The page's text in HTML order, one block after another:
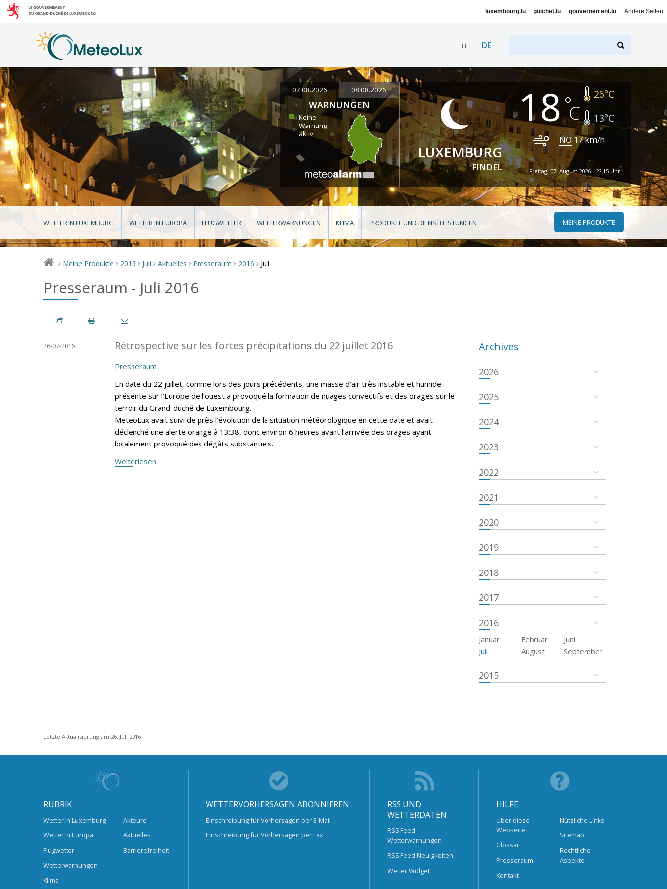
luxembourg.lu guichet.lu gouvernement.lu Andere Seiten
FR DE
07.08.2026 08.08.2026
WARNUNGEN
Keine
Warnung
aktiv
LUXEMBURG
FINDEL
18 26°C
13°C
NO 17km/h
Freitag, 07. August 2026 - 22:15 Uhr
WETTER IN LUXEMBURG WETTER IN EUROPA FLUGWETTER WETTERWARNUNGEN KLIMA PRODUKTE UND DIENSTLEISTUNGEN MEINE PRODUKTE
> Meine Produkte > 2016 > Juli > Aktuelles > Presseraum > 2016 > Juli
Presseraum - Juli 2016
Rétrospective sur les fortes précipitations du 22 juillet 2016
26-07-2016
Presseraum
En date du 22 juillet, comme lors des jours précédents, une masse d’air très instable et humide
présente sur l’Europe de l’ouest a provoqué la formation de nuages convectifs et des orages sur le
terroir du Grand-duché de Luxembourg.
MeteoLux avait suivi de près l’évolution de la situation météorologique en cette date et avait
déclenché une alerte orange à 13:38, donc environ 6 heures avant l’arrivée des orages ayant
localement provoqué des dégâts substantiels.
Weiterlesen
Archives
2026
2025
2024
2023
2022
2021
2020
2019
2018
2017
2016
Januar Februar
Juni
Juli
August September
2015
Letzte Aktualisierung am 26. Juli 2016
RUBRIK
Wetter in Luxemburg
Wetter in Europa
Flugwetter
Wetterwarnungen
Klima
Akteure
Aktuelles
Barrierefreiheit
WETTERVORHERSAGEN ABONNIEREN
Einschreibung für Vorhersagen per E-Mail
Einschreibung für Vorhersagen per Fax
RSS UND
WETTERDATEN
RSS Feed
Wetterwarnungen
RSS Feed Neuigkeiten
Wetter Widget
HILFE
Über diese
Webseite
Glossar
Presseraum
Kontakt
Nützliche Links
Sitemap
Rechtliche
Aspekte